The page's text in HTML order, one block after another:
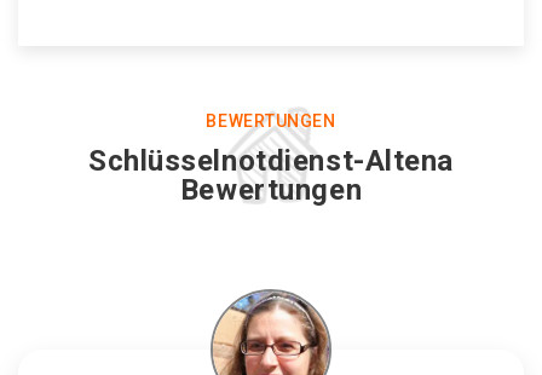
BEWERTUNGEN
Schlüsselnotdienst-Altena
Bewertungen